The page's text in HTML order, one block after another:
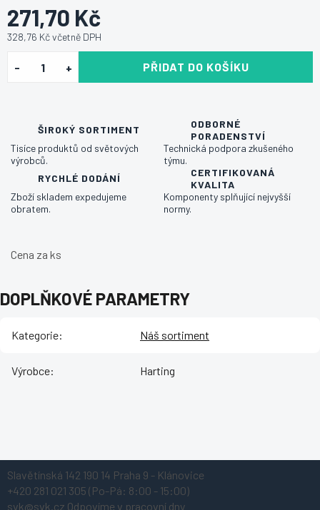
271,70 Kč
328,76 Kč včetně DPH
PŘIDAT DO KOŠÍKU
ŠIROKÝ SORTIMENT
Tisíce produktů od světových
výrobců.
ODBORNÉ
PORADENSTVÍ
Technická podpora zkušeného
týmu.
RYCHLÉ DODÁNÍ
Zboží skladem expedujeme
obratem.
CERTIFIKOVANÁ
KVALITA
Komponenty splňující nejvyšší
normy.
Cena za ks
DOPLŇKOVÉ PARAMETRY
Kategorie: Náš sortiment
Výrobce: Harting
Slavětínská 142 190 14 Praha 9 - Klánovice
+420 281 021 305 (Po-Pá: 8:00 - 15:00)
svk@svk.cz Odpovíme v pracovní dny